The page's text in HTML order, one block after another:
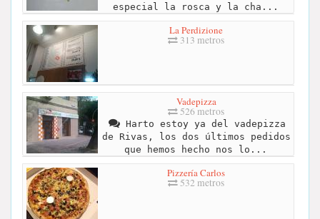
especial la rosca y la cha...
La Perdizione
313 metros
Vadepizza
526 metros
Harto estoy ya del vadepizza
de Rivas, los dos últimos pedidos
que hemos hecho nos lo...
Pizzería Carlos
532 metros